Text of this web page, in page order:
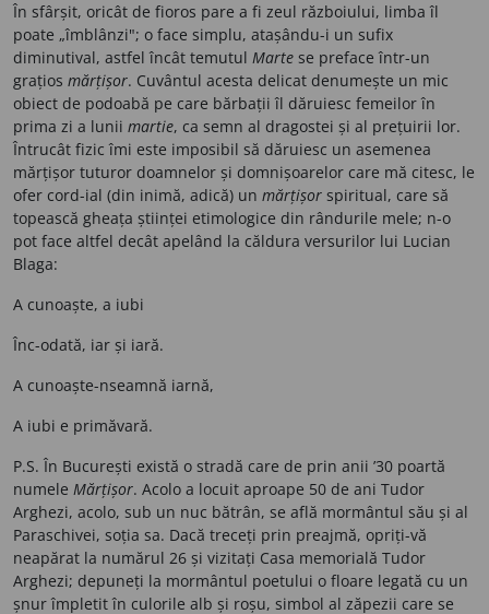
În sfârșit, oricât de fioros pare a fi zeul războiului, limba îl
poate „îmblânzi"; o face simplu, atașându-i un sufix
diminutival, astfel încât temutul Marte se preface într-un
grațios mărțișor. Cuvântul acesta delicat denumește un mic
obiect de podoabă pe care bărbații îl dăruiesc femeilor în
prima zi a lunii martie, ca semn al dragostei și al prețuirii lor.
Întrucât fizic îmi este imposibil să dăruiesc un asemenea
mărțișor tuturor doamnelor și domnișoarelor care mă citesc, le
ofer cord-ial (din inimă, adică) un mărțișor spiritual, care să
topească gheața științei etimologice din rândurile mele; n-o
pot face altfel decât apelând la căldura versurilor lui Lucian
Blaga:
A cunoaște, a iubi
Înc-odată, iar și iară.
A cunoaște-nseamnă iarnă,
A iubi e primăvară.
P.S. În București există o stradă care de prin anii ’30 poartă
numele Mărțișor. Acolo a locuit aproape 50 de ani Tudor
Arghezi, acolo, sub un nuc bătrân, se află mormântul său și al
Paraschivei, soția sa. Dacă treceți prin preajmă, opriți-vă
neapărat la numărul 26 și vizitați Casa memorială Tudor
Arghezi; depuneți la mormântul poetului o floare legată cu un
șnur împletit în culorile alb și roșu, simbol al zăpezii care se